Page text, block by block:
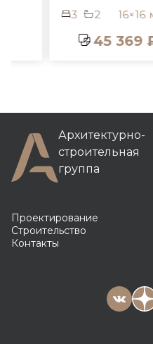
3 2 16×16 м
45 369 ₽
Архитектурно-
строительная
группа
Проектирование
Строительство
Контакты